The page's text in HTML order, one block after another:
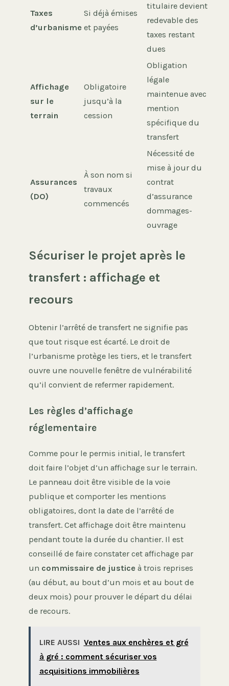
Taxes
d’urbanisme
Si déjà émises
et payées
titulaire devient
redevable des
taxes restant
dues
Affichage
sur le
terrain
Obligatoire
jusqu’à la
cession
Obligation
légale
maintenue avec
mention
spécifique du
transfert
Assurances
(DO)
À son nom si
travaux
commencés
Nécessité de
mise à jour du
contrat
d’assurance
dommages-
ouvrage
Sécuriser le projet après le
transfert : affichage et
recours
Obtenir l’arrêté de transfert ne signifie pas
que tout risque est écarté. Le droit de
l’urbanisme protège les tiers, et le transfert
ouvre une nouvelle fenêtre de vulnérabilité
qu’il convient de refermer rapidement.
Les règles d’affichage
réglementaire
Comme pour le permis initial, le transfert
doit faire l’objet d’un affichage sur le terrain.
Le panneau doit être visible de la voie
publique et comporter les mentions
obligatoires, dont la date de l’arrêté de
transfert. Cet affichage doit être maintenu
pendant toute la durée du chantier. Il est
conseillé de faire constater cet affichage par
un commissaire de justice à trois reprises
(au début, au bout d’un mois et au bout de
deux mois) pour prouver le départ du délai
de recours.
LIRE AUSSI Ventes aux enchères et gré
à gré : comment sécuriser vos
acquisitions immobilières